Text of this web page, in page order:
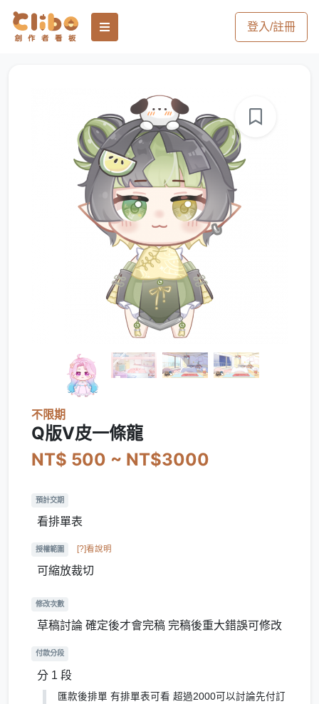
登入/註冊
不限期
Q版V皮一條龍
NT$ 500 ~ NT$3000
預計交期
看排單表
授權範圍 [?]看說明
可縮放裁切
修改次數
草稿討論 確定後才會完稿 完稿後重大錯誤可修改
付款分段
分 1 段
匯款後排單 有排單表可看 超過2000可以討論先付訂